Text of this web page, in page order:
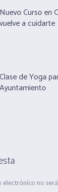
Nuevo Curso en
vuelve a cuidarte
Clase de Yoga
Ayuntamiento
electrónico no